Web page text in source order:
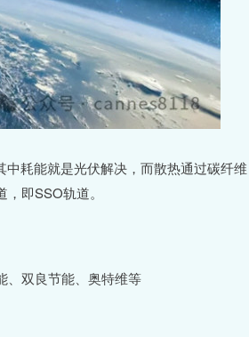
耗能就是光伏解决，而散热通过碳纤维
即SSO轨道。
、双良节能、奥特维等